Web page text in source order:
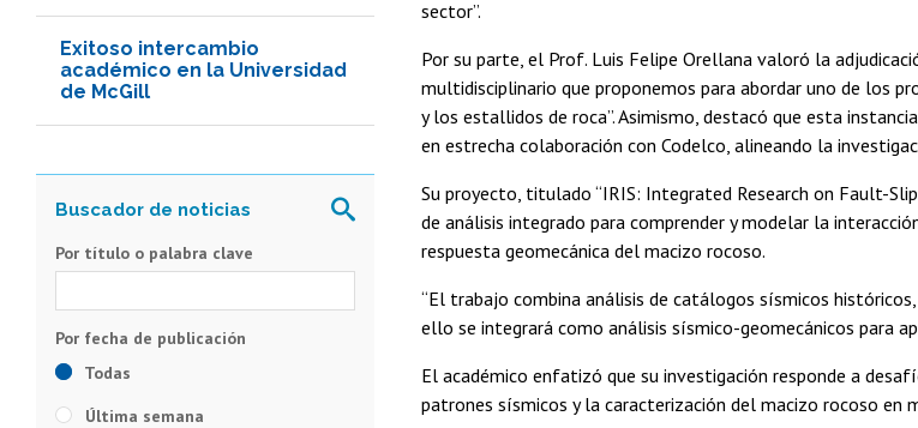
Exitoso intercambio
académico en la Universidad
de McGill
sector”.
Por su parte, el Prof. Luis Felipe Orellana valoró la
multidisciplinario que proponemos para abordar uno de los
y los estallidos de roca”. Asimismo, destacó que esta
en estrecha colaboración con Codelco, alineando la
Su proyecto, titulado “IRIS: Integrated Research on Fault-
de análisis integrado para comprender y modelar la
respuesta geomecánica del macizo rocoso.
“El trabajo combina análisis de catálogos sísmicos
ello se integrará como análisis sísmico-geomecánicos para
El académico enfatizó que su investigación responde a
patrones sísmicos y la caracterización del macizo rocoso en
Por título o palabra clave
Todas
Última semana